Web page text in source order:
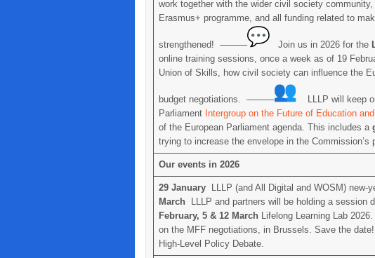
work together with the wider civil society
Erasmus+ programme, and all funding related to
strengthened! ——— Join us in 2026 for the
online training sessions, once a week as of 19
Union of Skills, how civil society can influence the
budget negotiations. ———
LLLP will keep
Parliament Intergroup on the Future of Education
of the European Parliament agenda. This includes a
trying to increase the envelope in the Commission’s
Our events in 2026
29 January LLLP (and All Digital and WOSM) new-
March
LLLP and partners will be holding a session
February, 5 & 12 March Lifelong Learning Lab 2026.
on the MFF negotiations, in Brussels. Save the date!
High-Level Policy Debate.